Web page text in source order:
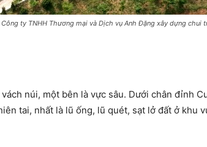
ty TNHH Thương mại và Dịch vụ Anh Đặng xây dựng chui
núi, một bên là vực sâu. Dưới chân đỉnh
tai, nhất là lũ ống, lũ quét, sạt lở đất ở